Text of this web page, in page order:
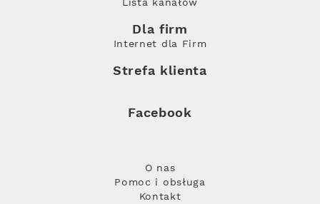
Lista kanałów
Dla firm
Internet dla Firm
Strefa klienta
Facebook
O nas
Pomoc i obsługa
Kontakt